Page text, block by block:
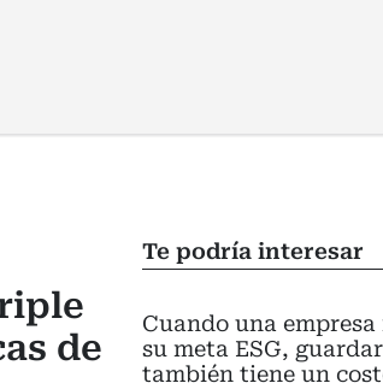
Te podría interesar
Cuando una empresa
su meta ESG,
también tiene un
de